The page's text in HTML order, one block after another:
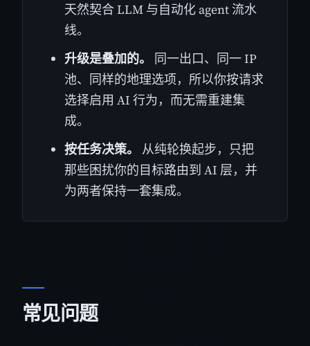
天然契合 LLM 与自动化 agent 流水
线。
升级是叠加的。
同一出口、同一 IP
池、同样的地理选项，所以你按请求
选择启用 AI 行为，而无需重建集
成。
按任务决策。
从纯轮换起步，只把
那些困扰你的目标路由到 AI 层，并
为两者保持一套集成。
常见问题